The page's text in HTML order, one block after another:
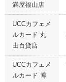
満屋福山店
UCCカフェメ
ルカード 丸
由百貨店
UCCカフェメ
ルカード 博